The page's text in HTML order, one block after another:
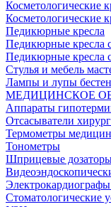
Косметологические
Косметологические
Педикюрные кресла
Педикюрные кресла
Педикюрные кресла
Стулья и мебель
Лампы и лупы
МЕДИЦИНСКОЕ
Аппараты
Отсасыватели
Термометры
Тонометры
Шприцевые
Стоматологические